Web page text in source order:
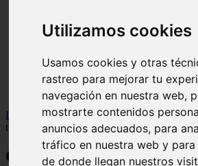
Utilizamos cookies
Usamos cookies y otras
rastreo para mejorar tu
navegación en nuestra web,
mostrarte contenidos
anuncios adecuados, para
tráfico en nuestra web y
de donde llegan nuestros
otros
reposteria
venezuela
verduras
Inicio
recetas >Cocinar crema de
thermomix
Cocinar crema de